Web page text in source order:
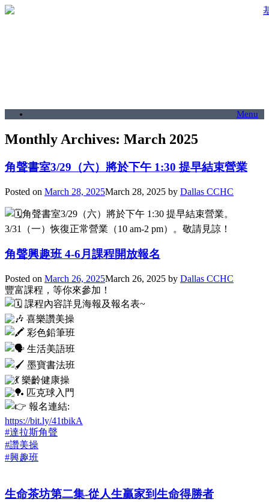
Skip
Menu
Monthly Archives: March 2025
角聲書室3/29（六）將於下午 1:30 提早結束營業
Posted on March 28, 2025March 28, 2025 by Dallas CCHC
角聲書室3/29（六）將於下午 1:30 提早結束營業。
3/31（一）恢復正常營業（10 am-2 pm）。敬請見諒！
角聲興趣班 4-6月課程開放報名
Posted on March 26, 2025March 26, 2025 by Dallas CCHC
豐富課程，等你來參加！
課程內容詳見海報及報名表~
喜樂讚美操
彩色鉛筆班
生活美語班
墨寶書法班
樂齡健康操
匹克球入門
報名連結:
https://bit.ly/41tbikA
#達拉斯角聲
#讚美操
#興趣班
生命茶坊第二集-從人生贏家到生命得勝者